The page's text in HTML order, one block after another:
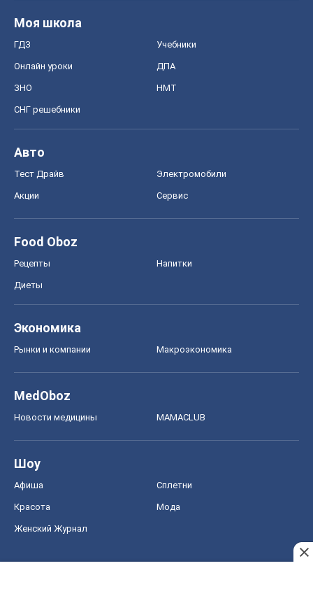
Моя школа
ГДЗ Учебники
Онлайн уроки ДПА
ЗНО НМТ
СНГ решебники
Авто
Тест Драйв Электромобили
Акции Сервис
Food Oboz
Рецепты Напитки
Диеты
Экономика
Рынки и компании Mакроэкономика
MedOboz
Новости медицины MAMACLUB
Шоу
Афиша Сплетни
Красота Мода
Женский Журнал